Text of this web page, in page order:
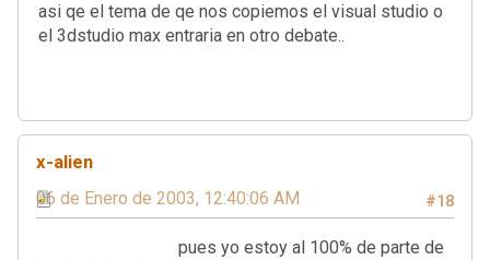
asi qe el tema de qe nos copiemos el visual studio o
el 3dstudio max entraria en otro debate..
x-alien
#18
06 de Enero de 2003, 12:40:06 AM
pues yo estoy al 100% de parte de